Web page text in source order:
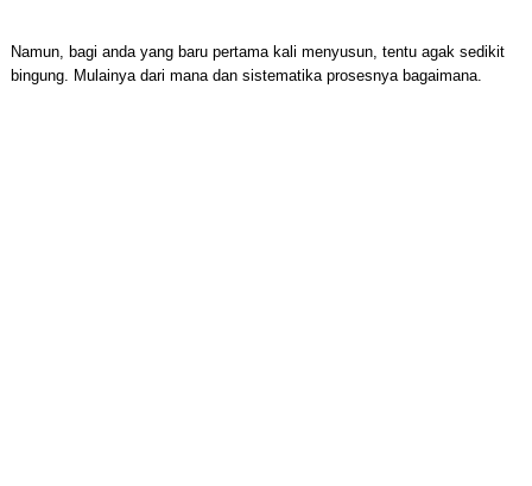
Namun, bagi anda yang baru pertama kali menyusun, tentu agak sedikit
bingung. Mulainya dari mana dan sistematika prosesnya bagaimana.